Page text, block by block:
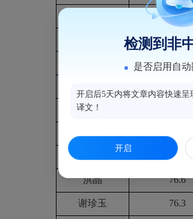
80.6
79.6
78.6
郭亚沙
77
洪晶 76.6
谢珍玉 76.3
检测到非
是否启用自动
开启后5天内将文章内容快速
译文！
开启